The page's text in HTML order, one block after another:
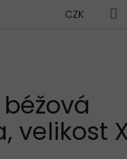
CZK
velikost